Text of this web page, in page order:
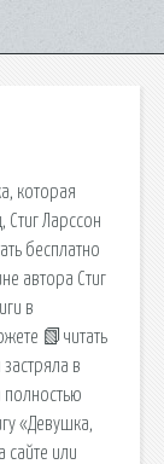
которая
Стиг Ларссон
бесплатно
автора Стиг
в
📗читать
в
полностью
«Девушка,
сайте или